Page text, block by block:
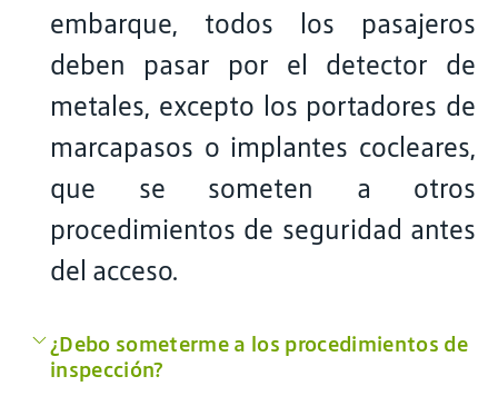
embarque, todos los pasajeros
deben pasar por el detector de
metales, excepto los portadores de
marcapasos o implantes cocleares,
que se someten a otros
procedimientos de seguridad antes
del acceso.
¿Debo someterme a los procedimientos de
inspección?